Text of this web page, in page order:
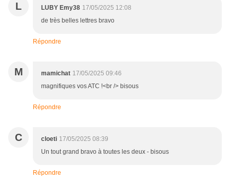
L LUBY Emy38 17/05/2025 12:08
de très belles lettres bravo
Répondre
M mamichat 17/05/2025 09:46
magnifiques vos ATC !<br /> bisous
Répondre
C cloeti 17/05/2025 08:39
Un tout grand bravo à toutes les deux - bisous
Répondre